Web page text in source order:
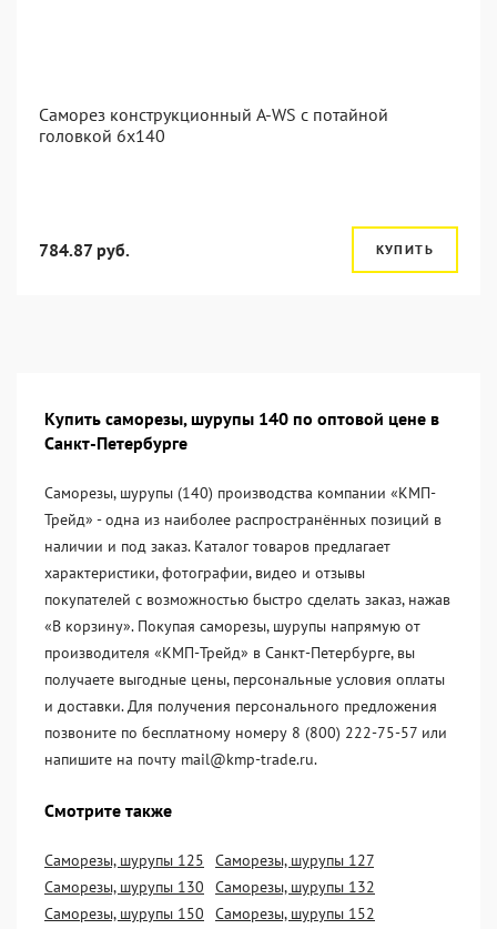
Саморез конструкционный A-WS с потайной
головкой 6x140
784.87 руб. КУПИТЬ
Купить саморезы, шурупы 140 по оптовой цене в
Санкт-Петербурге
Саморезы, шурупы (140) производства компании «KМП-
Трейд» - одна из наиболее распространённых позиций в
наличии и под заказ. Каталог товаров предлагает
характеристики, фотографии, видео и отзывы
покупателей с возможностью быстро сделать заказ, нажав
«В корзину». Покупая саморезы, шурупы напрямую от
производителя «KМП-Трейд» в Санкт-Петербурге, вы
получаете выгодные цены, персональные условия оплаты
и доставки. Для получения персонального предложения
позвоните по бесплатному номеру 8 (800) 222-75-57 или
напишите на почту mail@kmp-trade.ru.
Смотрите также
Саморезы, шурупы 125
Саморезы, шурупы 127
Саморезы, шурупы 130
Саморезы, шурупы 132
Саморезы, шурупы 150
Саморезы, шурупы 152